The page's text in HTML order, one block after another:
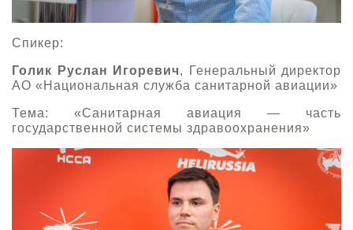
Спикер:
Голик Руслан Игоревич, Генеральный директор
АО «Национальная служба санитарной авиации»
Тема: «Санитарная авиация — часть
государственной системы здравоохранения»